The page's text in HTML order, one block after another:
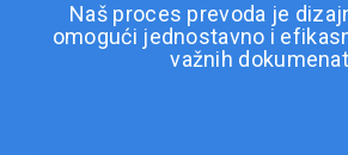
Naš proces prevoda je
omogući jednostavno i
važnih